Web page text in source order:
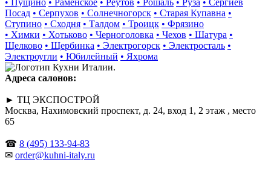
• Пущино • Раменское • Реутов • Рошаль • Руза • Сергиев
Посад • Серпухов • Солнечногорск • Старая Купавна •
Ступино • Сходня • Талдом • Троицк • Фрязино
• Химки • Хотьково • Черноголовка • Чехов • Шатура •
Щелково • Щербинка • Электрогорск • Электросталь •
Электроугли • Юбилейный • Яхрома
Адреса салонов:
► ТЦ ЭКСПОСТРОЙ
Москва, Нахимовский проспект, д. 24, вход 1, 2 этаж , место
65
☎ 8 (495) 133-94-83
✉ order@kuhni-italy.ru